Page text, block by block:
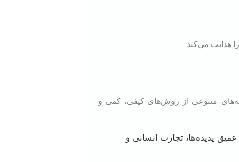
هدایت می‌کند.
متنوعی از روش‌های کیفی، کمی و
پدیده‌ها، تجارب انسانی و